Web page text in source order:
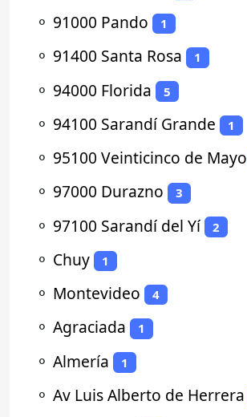
⚬ 91000 Pando 1
⚬ 91400 Santa Rosa 1
⚬ 94000 Florida 5
⚬ 94100 Sarandí Grande 1
⚬ 95100 Veinticinco de Mayo
⚬ 97000 Durazno 3
⚬ 97100 Sarandí del Yí 2
⚬ Chuy 1
⚬ Montevideo 4
⚬ Agraciada 1
⚬ Almería 1
⚬ Av Luis Alberto de Herrera